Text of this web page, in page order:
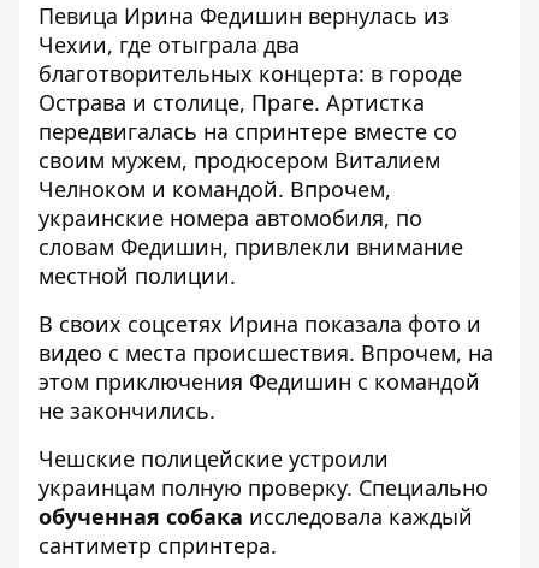
Певица Ирина Федишин вернулась из
Чехии, где отыграла два
благотворительных концерта: в городе
Острава и столице, Праге. Артистка
передвигалась на спринтере вместе со
своим мужем, продюсером Виталием
Челноком и командой. Впрочем,
украинские номера автомобиля, по
словам Федишин, привлекли внимание
местной полиции.
В своих соцсетях Ирина показала фото и
видео с места происшествия. Впрочем, на
этом приключения Федишин с командой
не закончились.
Чешские полицейские устроили
украинцам полную проверку. Специально
обученная собака исследовала каждый
сантиметр спринтера.